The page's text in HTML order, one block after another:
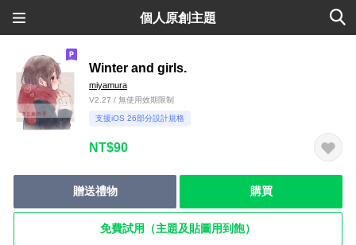
個人原創主題
Winter and girls.
miyamura
V2.27 / 無使用效期限制
支援iOS 26部分設計規格
NT$90
贈送禮物 購買
免費試用（主題及貼圖用到飽）